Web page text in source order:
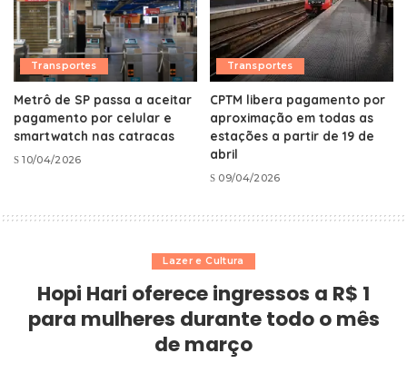
Transportes
Metrô de SP passa a aceitar
pagamento por celular e
smartwatch nas catracas
10/04/2026
Transportes
CPTM libera pagamento por
aproximação em todas as
estações a partir de 19 de
abril
09/04/2026
Lazer e Cultura
Hopi Hari oferece ingressos a R$ 1
para mulheres durante todo o mês
de março